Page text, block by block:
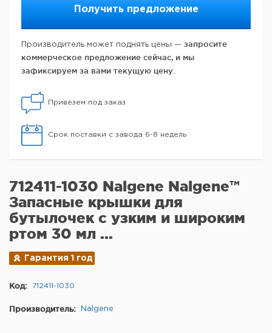
Получить предложение
Производитель может поднять цены — запросите
коммерческое предложение сейчас, и мы
зафиксируем за вами текущую цену.
Привезем под заказ
Срок поставки с завода 6-8 недель
712411-1030 Nalgene Nalgene™
Запасные крышки для
бутылочек с узким и широким
ртом 30 мл ...
Гарантия 1 год
Код: 712411-1030
Производитель: Nalgene